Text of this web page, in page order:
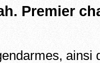
Premier
ainsi